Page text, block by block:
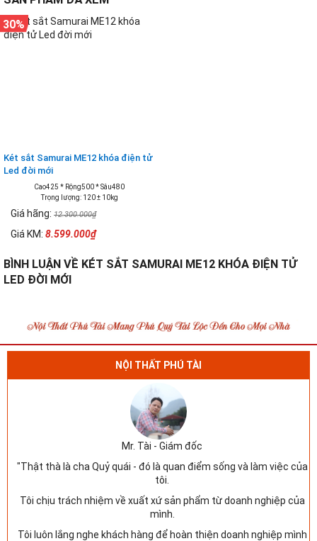
Két sắt Samurai ME12 khóa điện tử
Led đời mới
Cao425 * Rộng500 * Sâu480
Trọng lượng: 120 ± 10kg
Giá hãng: 12.300.000₫
Giá KM: 8.599.000₫
30%
BÌNH LUẬN VỀ KÉT SẮT SAMURAI ME12 KHÓA ĐIỆN TỬ
LED ĐỜI MỚI
NỘI THẤT PHÚ TÀI
Mr. Tài - Giám đốc
"Thật thà là cha Quỷ quái - đó là quan điểm sống và làm việc của
tôi.
Tôi chịu trách nhiệm về xuất xứ sản phẩm từ doanh nghiệp của
mình.
Tôi luôn lắng nghe khách hàng để hoàn thiện doanh nghiệp mình